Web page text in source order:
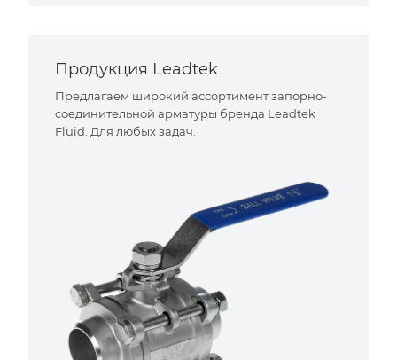
Продукция Leadtek
Предлагаем широкий ассортимент запорно-
соединительной арматуры бренда Leadtek
Fluid. Для любых задач.